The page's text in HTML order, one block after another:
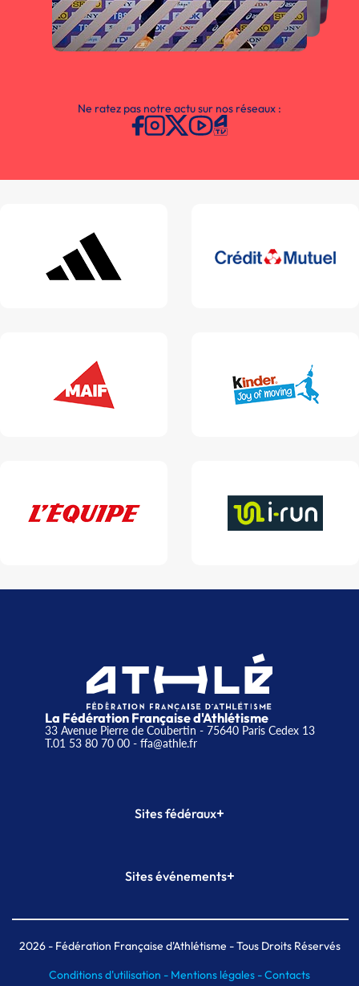
Ne ratez pas notre actu sur nos réseaux :
La Fédération Française d'Athlétisme
33 Avenue Pierre de Coubertin - 75640 Paris Cedex 13
T.01 53 80 70 00- ffa@athle.fr
Sites fédéraux+
Plateforme Formation
Sites événements+
Meeting de Paris indoor
MAIF Ekiden de Paris
2026- Fédération Française d'Athlétisme - Tous Droits Réservés
Conditions d'utilisation - Mentions légales -Contacts